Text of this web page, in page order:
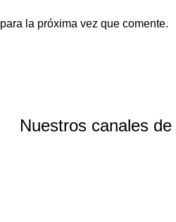
la próxima vez que comente.
Nuestros canales de